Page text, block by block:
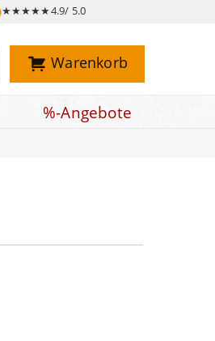
★★★★★4.9/ 5.0
Warenkorb
%-Angebote